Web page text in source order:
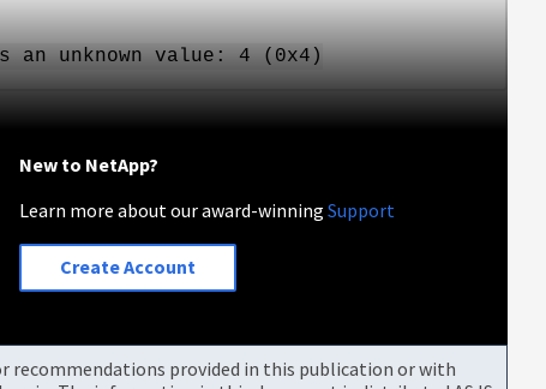
an unknown value: 4 (0x4)
New to NetApp?
Learn more about our award-winningSupport
Create Account
recommendations provided in this publication or with